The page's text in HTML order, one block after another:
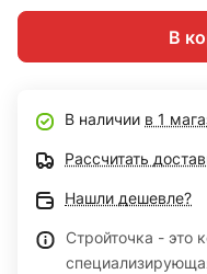
В
В наличии в 1
Рассчитать
Нашли дешевле?
Стройточка - это